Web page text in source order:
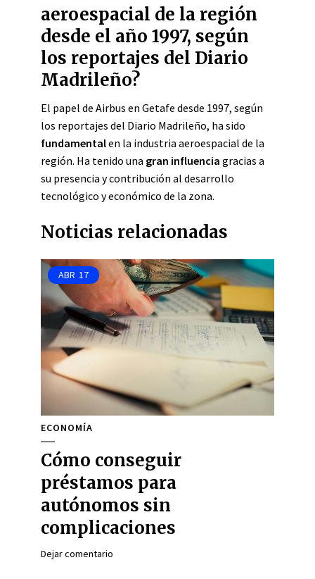
aeroespacial de la región
desde el año 1997, según
los reportajes del Diario
Madrileño?
El papel de Airbus en Getafe desde 1997, según
los reportajes del Diario Madrileño, ha sido
fundamentalen la industria aeroespacial de la
región. Ha tenido una gran influencia gracias a
su presencia y contribución al desarrollo
tecnológico y económico de la zona.
Noticias relacionadas
ABR 17
ECONOMÍA
Cómo conseguir
préstamos para
autónomos sin
complicaciones
Dejar comentario